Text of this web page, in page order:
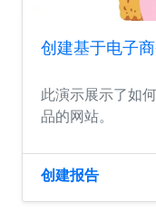
创建基于电子
此演示展示了如
品的网站。
创建报告